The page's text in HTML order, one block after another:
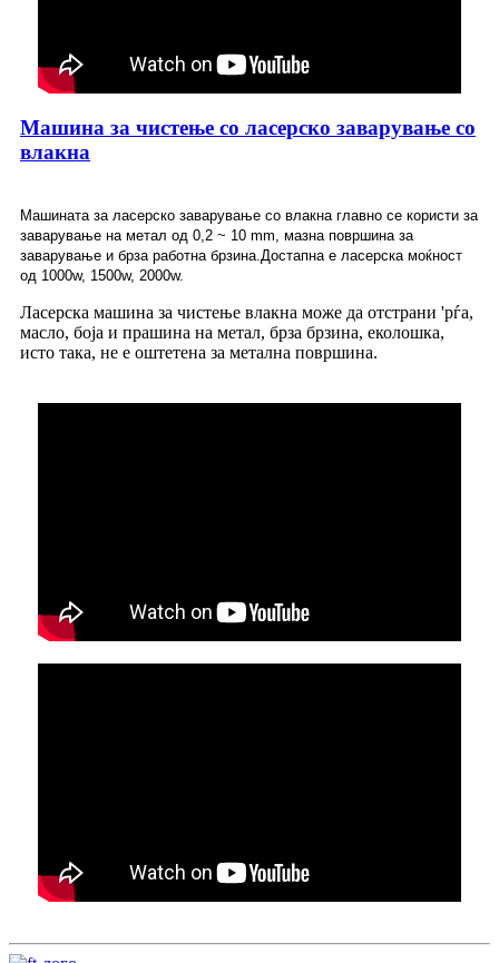
Машина за чистење со ласерско заварување со
влакна
Машината за ласерско заварување со влакна главно се користи за
заварување на метал од 0,2 ~ 10 mm, мазна површина за
заварување и брза работна брзина.Достапна е ласерска моќност
од 1000w, 1500w, 2000w.
Ласерска машина за чистење влакна може да отстрани 'рѓа,
масло, боја и прашина на метал, брза брзина, еколошка,
исто така, не е оштетена за метална површина.